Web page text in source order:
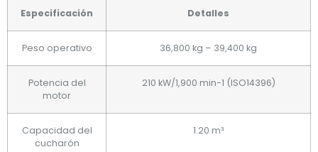
Especificación Detalles
Peso operativo 36,800 kg – 39,400 kg
Potencia del
motor
210 kW/1,900 min-1 (ISO14396)
Capacidad del
cucharón
1.20 m³